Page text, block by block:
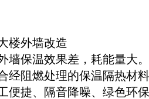
楼外墙改造
墙保温效果差，耗能量大
经阻燃处理的保温隔热材
便捷、隔音降噪、绿色环